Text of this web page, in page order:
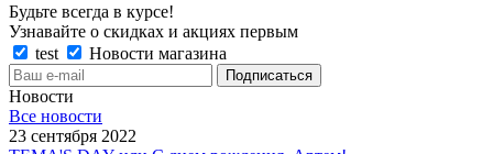
Будьте всегда в курсе!
Узнавайте о скидках и акциях первым
test
Новости магазина
Новости
Все новости
23 сентября 2022